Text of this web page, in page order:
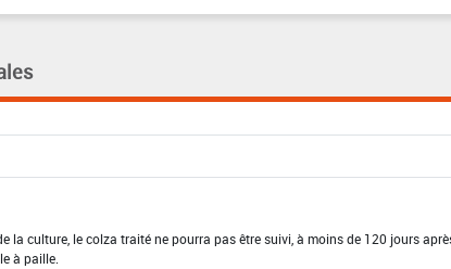
la culture, le colza traité ne pourra pas être suivi, à moins de 120 jours
à paille.